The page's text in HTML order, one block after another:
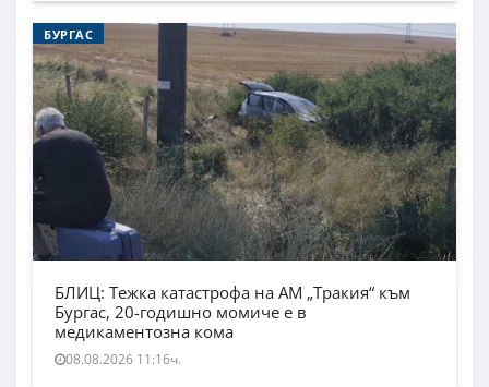
БУРГАС
БЛИЦ: Тежка катастрофа на АМ „Тракия“ към
Бургас, 20-годишно момиче е в
медикаментозна кома
08.08.2026 11:16ч.